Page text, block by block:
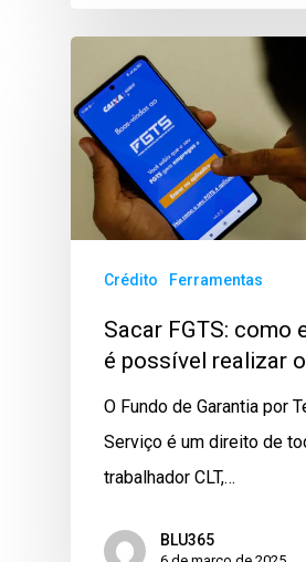
Crédito Ferramentas
Sacar FGTS: como
é possível realizar
O Fundo de Garantia por
Serviço é um direito de
trabalhador CLT,…
BLU365